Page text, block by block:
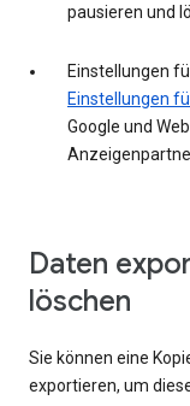
pausieren und
Einstellungen
Einstellungen
Google und
Daten
löschen
Sie können eine
exportieren, um